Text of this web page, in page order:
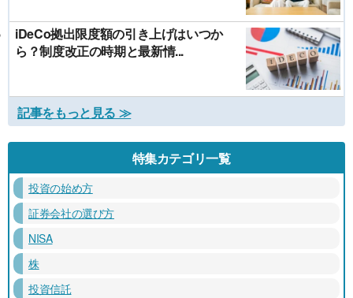
iDeCo拠出限度額の引き上げはいつか
ら？制度改正の時期と最新情...
記事をもっと見る ≫
特集カテゴリ一覧
投資の始め方
証券会社の選び方
NISA
株
投資信託